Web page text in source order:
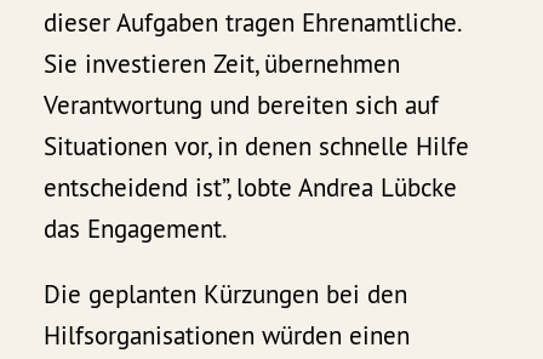
dieser Aufgaben tragen Ehrenamtliche.
Sie investieren Zeit, übernehmen
Verantwortung und bereiten sich auf
Situationen vor, in denen schnelle Hilfe
entscheidend ist”, lobte Andrea Lübcke
das Engagement.
Die geplanten Kürzungen bei den
Hilfsorganisationen würden einen